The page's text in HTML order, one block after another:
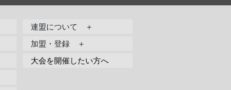
連盟について ＋
加盟・登録 ＋
大会を開催したい方へ